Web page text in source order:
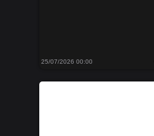
25/07/2026 00:00